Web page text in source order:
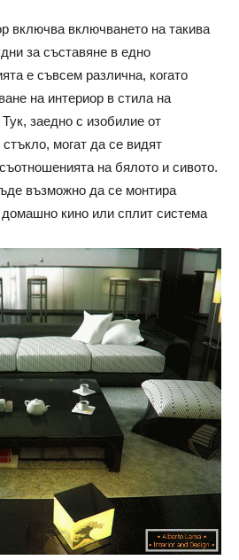
включва включването на такива
за съставяне в едно
е съвсем различна, когато
на интериор в стила на
заедно с изобилие от
могат да се видят
на бялото и сивото.
възможно да се монтира
кино или сплит система